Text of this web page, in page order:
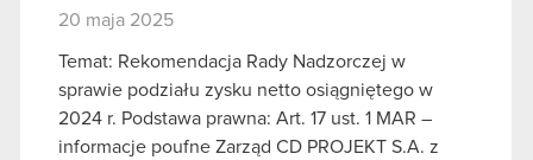
20 maja 2025
Temat: Rekomendacja Rady Nadzorczej w
sprawie podziału zysku netto osiągniętego w
2024 r. Podstawa prawna: Art. 17 ust. 1 MAR –
informacje poufne Zarząd CD PROJEKT S.A. z